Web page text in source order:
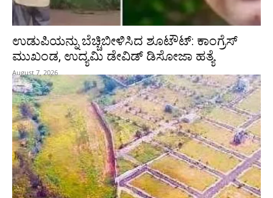
ಉಡುಪಿಯನ್ನು ಬೆಚ್ಚಿಬೀಳಿಸಿದ ಶೂಟೌಟ್‌: ಕಾಂಗ್ರೆಸ್‌
ಮುಖಂಡ, ಉದ್ಯಮಿ ಡೇವಿಡ್ ಡಿಸೋಜಾ ಹತ್ಯೆ
August 7, 2026